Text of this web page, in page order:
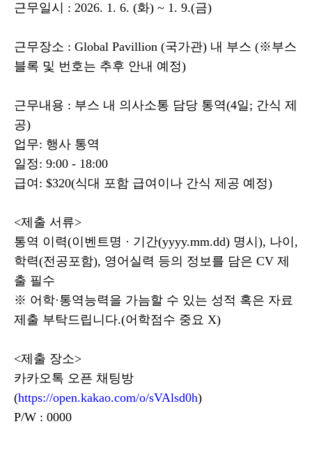
근무일시 : 2026. 1. 6. (화) ~ 1. 9.(금)
근무장소 : Global Pavillion (국가관) 내 부스 (※부스
블록 및 번호는 추후 안내 예정)
근무내용 : 부스 내 의사소통 담당 통역(4일; 간식 제
공)
업무: 행사 통역
일정: 9:00 - 18:00
급여: $320(식대 포함 급여이나 간식 제공 예정)
<제출 서류>
통역 이력(이벤트명 · 기간(yyyy.mm.dd) 명시), 나이,
학력(전공포함), 영어실력 등의 정보를 담은 CV 제
출 필수
※ 어학·통역능력을 가늠할 수 있는 성적 혹은 자료
제출 부탁드립니다.(어학점수 중요 X)
<제출 장소>
카카오톡 오픈 채팅방
(https://open.kakao.com/o/sVAlsd0h)
P/W : 0000